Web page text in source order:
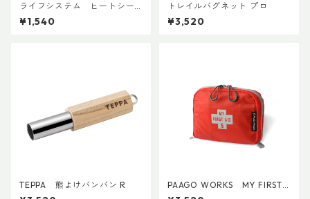
ライフシステム ヒートシー
ルドポンチョ
¥1,540
トレイルバグネット プロ
¥3,520
TEPPA 熊よけバンバン R
PAAGO WORKS MY FIRST
AID S